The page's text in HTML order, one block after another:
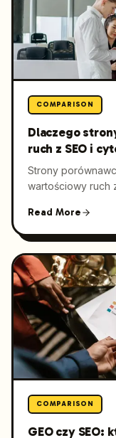
COMPARISON
Dlaczego
ruch z SEO i
Strony
wartościowy ruch
odpowiadają
blisko decyzji
dobrać właściwe
Launchmind
zarówno w
wyszukiwarkach
Read More
COMPARISON
GEO czy SEO: